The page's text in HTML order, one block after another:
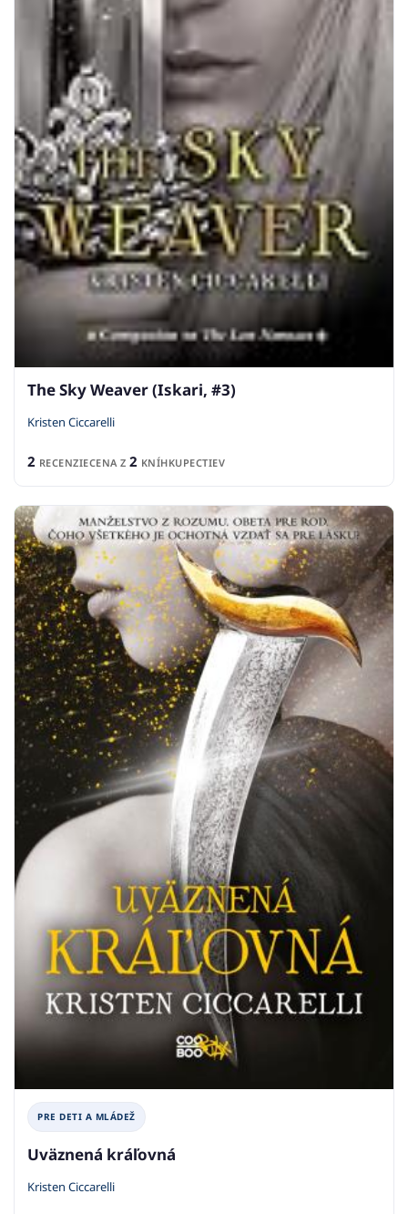
The Sky Weaver (Iskari, #3)
Kristen Ciccarelli
2 RECENZIECENA Z 2 KNÍHKUPECTIEV
PRE DETI A MLÁDEŽ
Uväznená kráľovná
Kristen Ciccarelli